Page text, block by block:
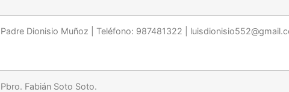
Padre Dionisio Muñoz | Teléfono: 987481322 |
Pbro. Fabián Soto Soto.